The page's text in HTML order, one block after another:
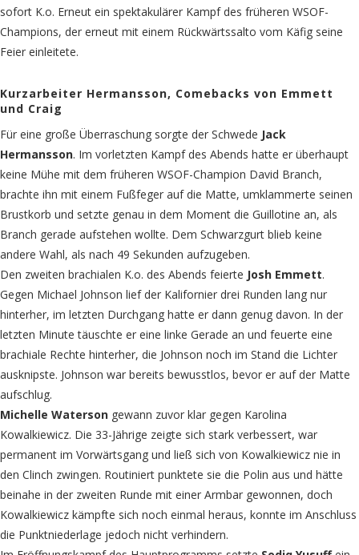
sofort K.o. Erneut ein spektakulärer Kampf des früheren WSOF-
Champions, der erneut mit einem Rückwärtssalto vom Käfig seine
Feier einleitete.
Kurzarbeiter Hermansson, Comebacks von Emmett
und Craig
Für eine große Überraschung sorgte der Schwede Jack
Hermansson. Im vorletzten Kampf des Abends hatte er überhaupt
keine Mühe mit dem früheren WSOF-Champion David Branch,
brachte ihn mit einem Fußfeger auf die Matte, umklammerte seinen
Brustkorb und setzte genau in dem Moment die Guillotine an, als
Branch gerade aufstehen wollte. Dem Schwarzgurt blieb keine
andere Wahl, als nach 49 Sekunden aufzugeben.
Den zweiten brachialen K.o. des Abends feierte Josh Emmett.
Gegen Michael Johnson lief der Kalifornier drei Runden lang nur
hinterher, im letzten Durchgang hatte er dann genug davon. In der
letzten Minute täuschte er eine linke Gerade an und feuerte eine
brachiale Rechte hinterher, die Johnson noch im Stand die Lichter
ausknipste. Johnson war bereits bewusstlos, bevor er auf der Matte
aufschlug.
Michelle Waterson gewann zuvor klar gegen Karolina
Kowalkiewicz. Die 33-Jährige zeigte sich stark verbessert, war
permanent im Vorwärtsgang und ließ sich von Kowalkiewicz nie in
den Clinch zwingen. Routiniert punktete sie die Polin aus und hätte
beinahe in der zweiten Runde mit einer Armbar gewonnen, doch
Kowalkiewicz kämpfte sich noch einmal heraus, konnte im Anschluss
die Punktniederlage jedoch nicht verhindern.